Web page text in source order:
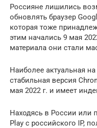
Россияне лишились
обновлять браузер
которая тоже
этим начались 9 мая
материала они стали
Наиболее актуальная
стабильная версия
мая 2022 г. и имеет
Находясь в России или
Play с российского IP,